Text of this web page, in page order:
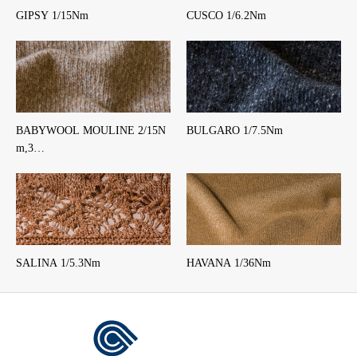
GIPSY 1/15Nm CUSCO 1/6.2Nm
BABYWOOL MOULINE 2/15N
m,3…
BULGARO 1/7.5Nm
SALINA 1/5.3Nm HAVANA 1/36Nm